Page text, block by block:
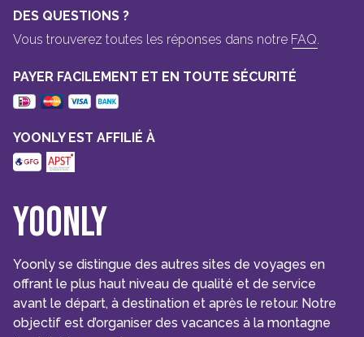
Yoonly
Yoonly se distingue des autres sites de voyages en
offrant le plus haut niveau de qualité et de service
avant le départ, à destination et après le retour. Notre
objectif est d’organiser des vacances à la montagne
DES QUESTIONS ?
Vous trouverez toutes les réponses dans notre FAQ.
PAYER FACILEMENT ET EN TOUTE SÉCURITÉ
YOONLY EST AFFILIÉ À